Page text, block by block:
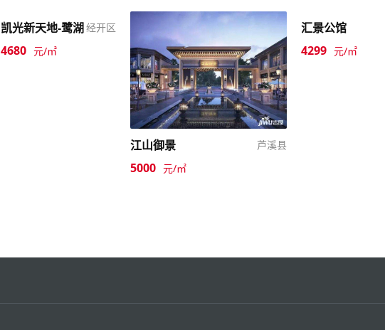
凯光新天地-鹭湖经开区
4680 元/㎡
江山御景 芦溪县
5000 元/㎡
汇景公馆
4299 元/㎡